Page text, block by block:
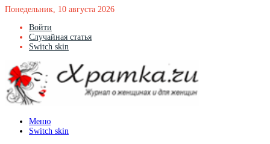
Понедельник, 10 августа 2026
Войти
Случайная статья
Switch skin
Меню
Switch skin